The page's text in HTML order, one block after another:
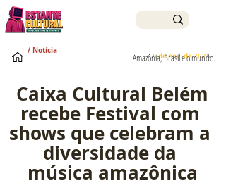
5 de nov. de 2025
Amazônia, Brasil e o mundo.
/ Notícia
Caixa Cultural Belém
recebe Festival com
shows que celebram a
diversidade da
música amazônica